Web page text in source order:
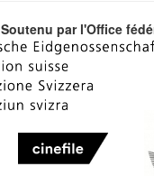
Soutenu par l'Office